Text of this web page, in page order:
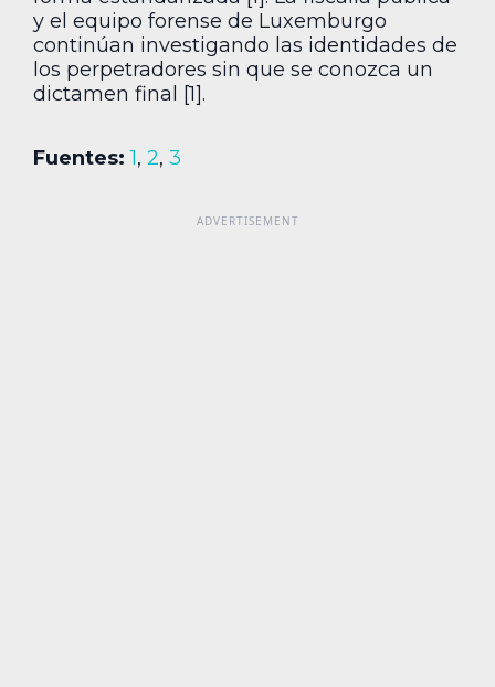
y el equipo forense de Luxemburgo
continúan investigando las identidades de
los perpetradores sin que se conozca un
dictamen final [1].
Fuentes: 1, 2, 3